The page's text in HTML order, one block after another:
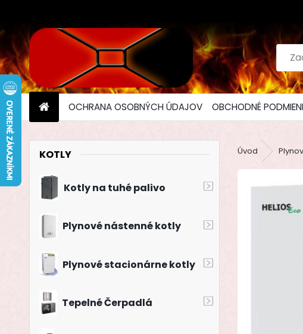
OCHRANA OSOBNÝCH ÚDAJOV OBCHODNÉ
KOTLY
Kotly na tuhé palivo
Plynové nástenné kotly
Plynové stacionárne kotly
Tepelné Čerpadlá
Úvod